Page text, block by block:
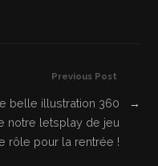
Previous Post
belle illustration 360
notre letsplay de jeu
rôle pour la rentrée !
→